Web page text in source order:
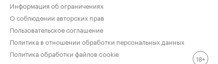
Информация об ограничениях
О соблюдении авторских прав
Пользовательское соглашение
Политика в отношении обработки персональных данных
Политика обработки файлов cookie
18+